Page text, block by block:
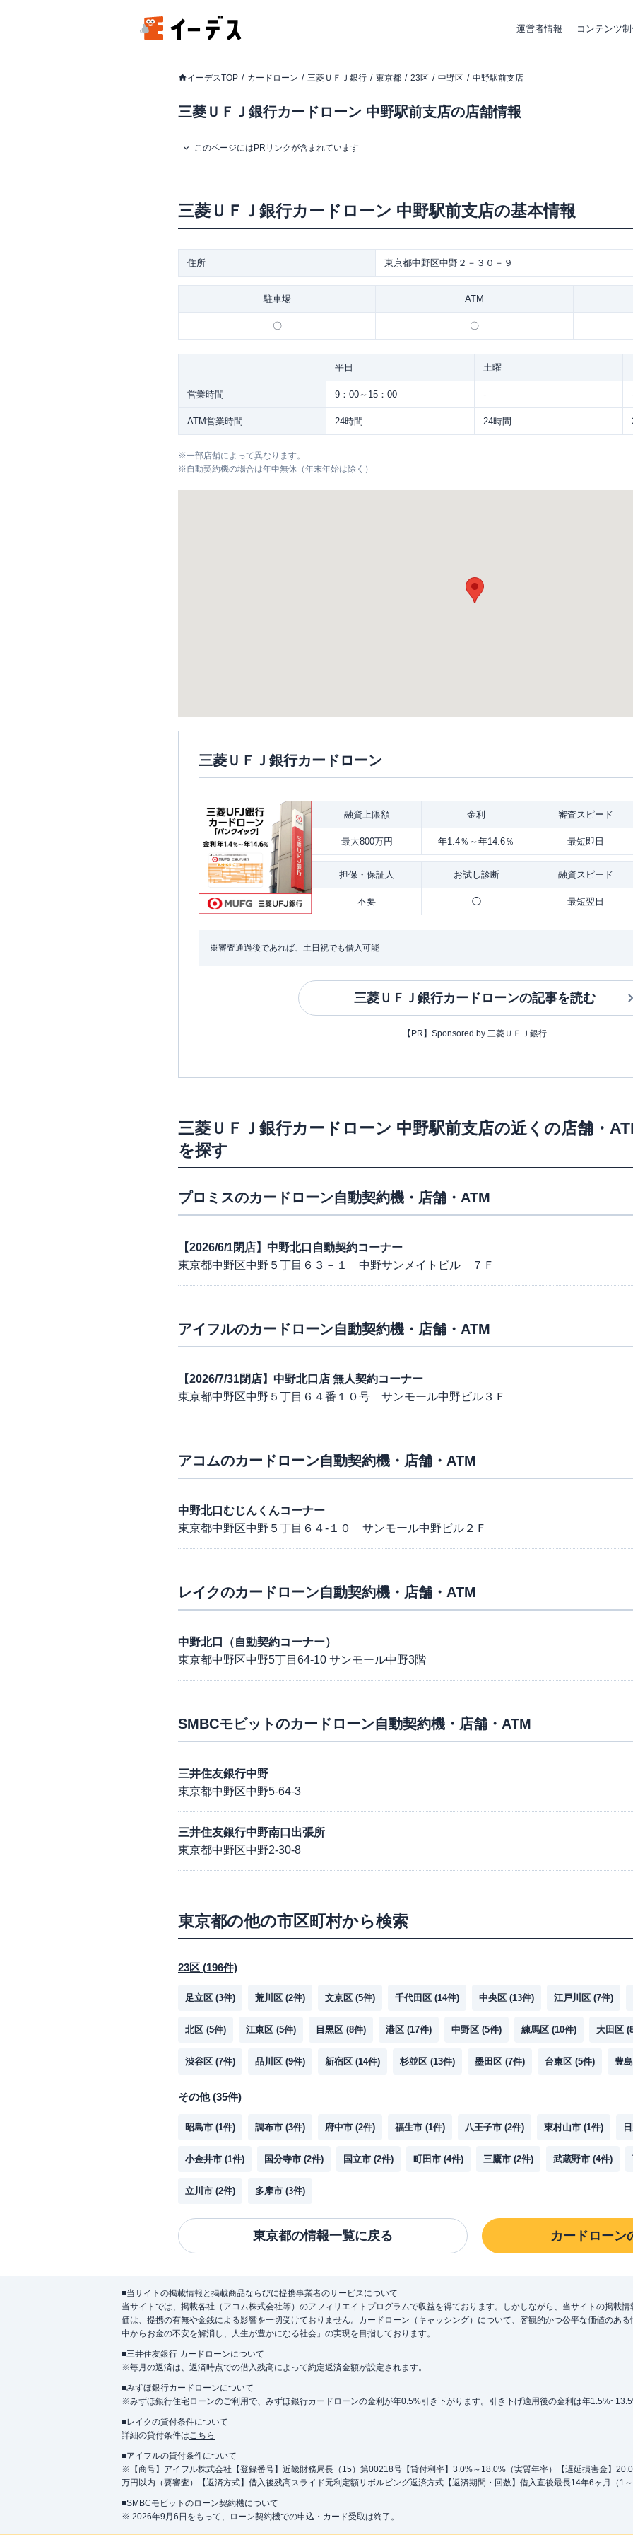
運営者情報 コンテンツ
イーデスTOP カードローン 三菱ＵＦＪ銀行 東京都 23区 中野区 中野駅前支店
三菱ＵＦＪ銀行カードローン 中野駅前支店の店舗情報
このページにはPRリンクが含まれています
三菱ＵＦＪ銀行カードローン 中野駅前支店の基本情報
住所 東京都中野区中野２－３０－９
駐車場 ATM
〇 〇
平日 土曜
営業時間 9：00～15：00 -
ATM営業時間 24時間 24時間
※一部店舗によって異なります。
※自動契約機の場合は年中無休（年末年始は除く）
三菱ＵＦＪ銀行カードローン
融資上限額 金利 審査スピード
最大800万円 年1.4％～年14.6％ 最短即日
担保・ 保証人 お試し診断 融資スピード
不要 ◯ 最短翌日
※審査通過後であれば、土日祝でも借入可能
三菱ＵＦＪ銀行カードローンの記事を読む
【PR】Sponsored by 三菱ＵＦＪ銀行
三菱ＵＦＪ銀行カードローン 中野駅前支店の近くの店舗・
を探す
プロミスのカードローン自動契約機・店舗・ATM
【2026/6/1閉店】中野北口自動契約コーナー
東京都中野区中野５丁目６３－１ 中野サンメイトビル ７Ｆ
アイフルのカードローン自動契約機・店舗・ATM
【2026/7/31閉店】中野北口店 無人契約コーナー
東京都中野区中野５丁目６４番１０号 サンモール中野ビル３Ｆ
アコムのカードローン自動契約機・店舗・ATM
中野北口むじんくんコーナー
東京都中野区中野５丁目６４-１０ サンモール中野ビル２Ｆ
レイクのカードローン自動契約機・店舗・ATM
中野北口（自動契約コーナー）
東京都中野区中野5丁目64-10 サンモール中野3階
SMBCモビットのカードローン自動契約機・店舗・ATM
三井住友銀行中野
東京都中野区中野5-64-3
三井住友銀行中野南口出張所
東京都中野区中野2-30-8
東京都の他の市区町村から検索
23区 (196件)
足立区 (3件) 荒川区 (2件) 文京区 (5件) 千代田区 (14件) 中央区 (13件) 江戸川区 (7件)
北区 (5件) 江東区 (5件) 目黒区 (8件) 港区 (17件) 中野区 (5件) 練馬区 (10件) 大田区 (
渋谷区 (7件) 品川区 (9件) 新宿区 (14件) 杉並区 (13件) 墨田区 (7件) 台東区 (5件) 豊
その他(35件)
昭島市 (1件) 調布市 (3件) 府中市 (2件) 福生市 (1件) 八王子市 (2件) 東村山市 (1件)
小金井市 (1件) 国分寺市 (2件) 国立市 (2件) 町田市 (4件) 三鷹市 (2件) 武蔵野市 (4件)
立川市 (2件) 多摩市 (3件)
東京都の情報一覧に戻る カードローン
■当サイトの掲載情報と掲載商品ならびに提携事業者のサービスについて
当サイトでは、掲載各社（アコム株式会社等）のアフィリエイトプログラムで収益を得ております。しかしながら、当サイトの掲載
価は、提携の有無や金銭による影響を一切受けておりません。カードローン（キャッシング）について、客観的かつ公平な価値のあ
中からお金の不安を解消し、人生が豊かになる社会」の実現を目指しております。
■三井住友銀行 カードローンについて
※毎月の返済は、返済時点での借入残高によって約定返済金額が設定されます。
■みずほ銀行カードローンについて
※みずほ銀行住宅ローンのご利用で、みずほ銀行カードローンの金利が年0.5%引き下がります。引き下げ適用後の金利は年
■レイクの貸付条件について
詳細の貸付条件はこちら
■アイフルの貸付条件について
※【商号】アイフル株式会社【登録番号】近畿財務局長（15）第00218号【貸付利率】3.0%～18.0%（実質年率）【遅延損害金】
万円以内（要審査）【返済方式】借入後残高スライド元利定額リボルビング返済方式【返済期間・回数】借入直後最長14年6ヶ月（1
■SMBCモビットのローン契約機について
※ 2026年9月6日をもって、ローン契約機での申込・カード受取は終了。